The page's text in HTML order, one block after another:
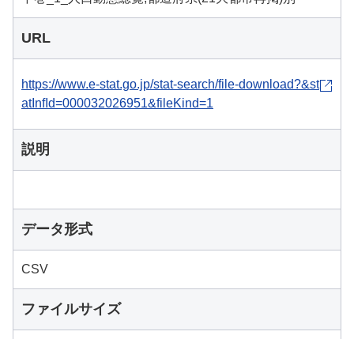
URL
https://www.e-stat.go.jp/stat-search/file-download?&st
atInfId=000032026951&fileKind=1
説明
データ形式
CSV
ファイルサイズ